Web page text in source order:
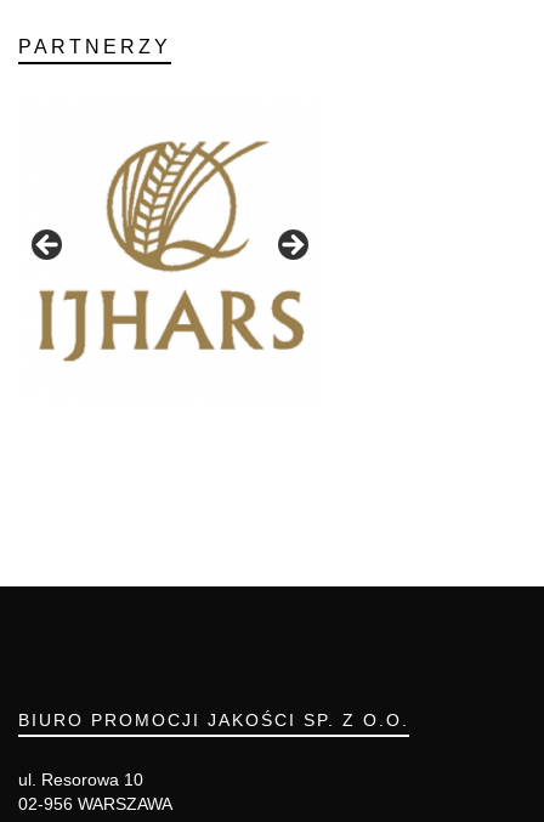
PARTNERZY
BIURO PROMOCJI JAKOŚCI SP. Z O.O.
ul. Resorowa 10
02-956 WARSZAWA